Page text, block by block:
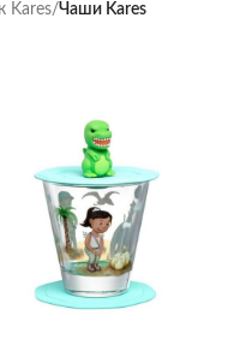
Kares/Чаши Kares